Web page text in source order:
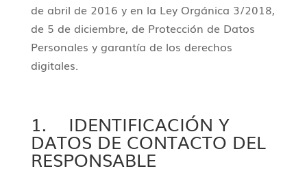
de abril de 2016 y en la Ley Orgánica 3/2018,
de 5 de diciembre, de Protección de Datos
Personales y garantía de los derechos
digitales.
1. IDENTIFICACIÓN Y
DATOS DE CONTACTO DEL
RESPONSABLE